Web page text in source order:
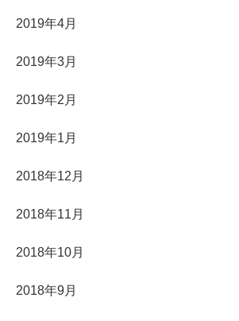
2019年4月
2019年3月
2019年2月
2019年1月
2018年12月
2018年11月
2018年10月
2018年9月